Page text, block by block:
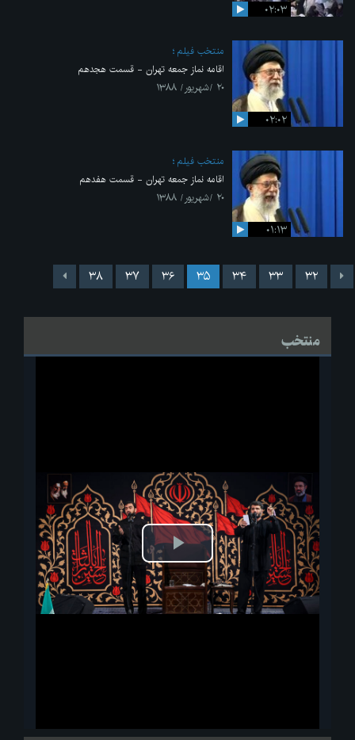
۰۲:۰۳
۰۲:۰۲
منتخب فیلم
اقامه نماز جمعه تهران - قسمت هجدهم
۲۰ /شهریور/ ۱۳۸۸
۰۱:۱۳
منتخب فیلم
اقامه نماز جمعه تهران - قسمت هفدهم
۲۰ /شهریور/ ۱۳۸۸
۳۲ ۳۳ ۳۴ ۳۵ ۳۶ ۳۷ ۳۸
منتخب
پخش
ویدیو